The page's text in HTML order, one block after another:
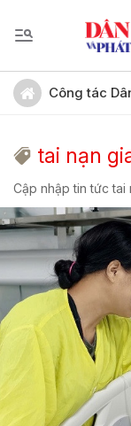
Công tác
tai nạn
Cập nhập tin tức tai